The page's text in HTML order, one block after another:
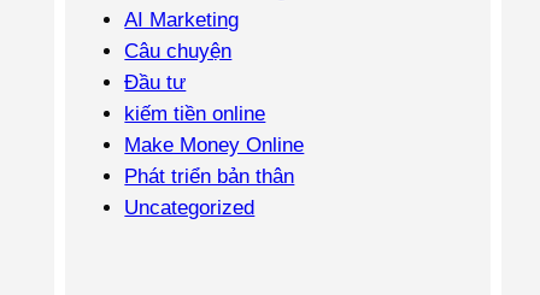
AI Marketing
Câu chuyện
Đầu tư
kiếm tiền online
Make Money Online
Phát triển bản thân
Uncategorized